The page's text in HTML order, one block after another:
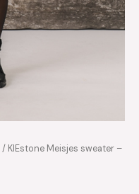
/ KIEstone Meisjes sweater –